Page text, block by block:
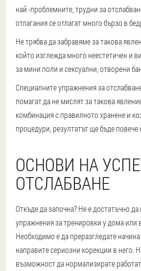
най -проблемните, трудни за
отлагания се отлагат много бързо в
Не трябва да забравяме за такова
който изглежда много неестетичен и
за мини поли и сексуални, отворени
Специалните упражнения за
помагат да не мислят за такова
комбинация с правилното хранене и
процедури, резултатът ще бъде повече
ОСНОВИ НА
ОТСЛАБВАНЕ
Откъде да започна? Не е достатъчно
упражнения за тренировки у дома или
Необходимо е да преразгледате
направите сериозни корекции в него.
възможност да нормализирате